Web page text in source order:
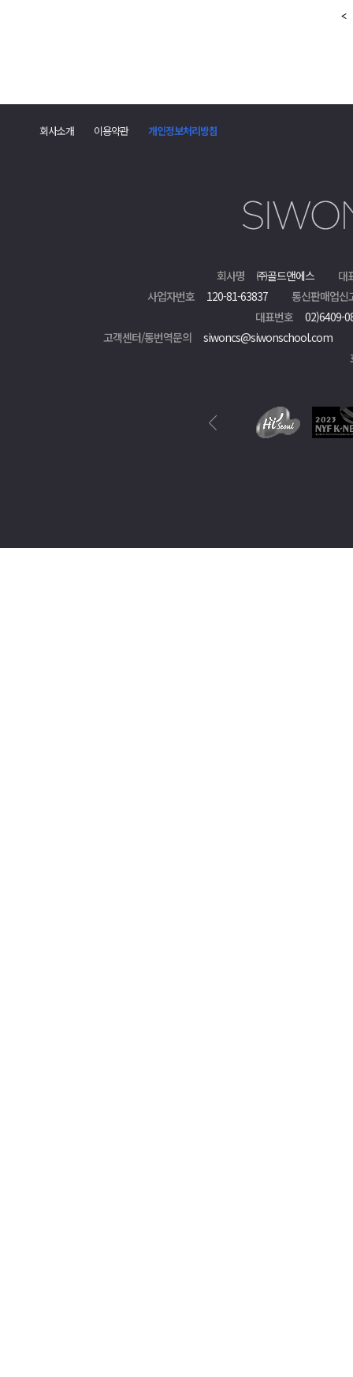
회사소개 이용약관 개인정보처리방침
회사명 ㈜골드앤에스
대
사업자번호
120-81-63837
통신판매업신
대표번호
02)6409-
고객센터/통번역문의
siwoncs@siwonschool.com